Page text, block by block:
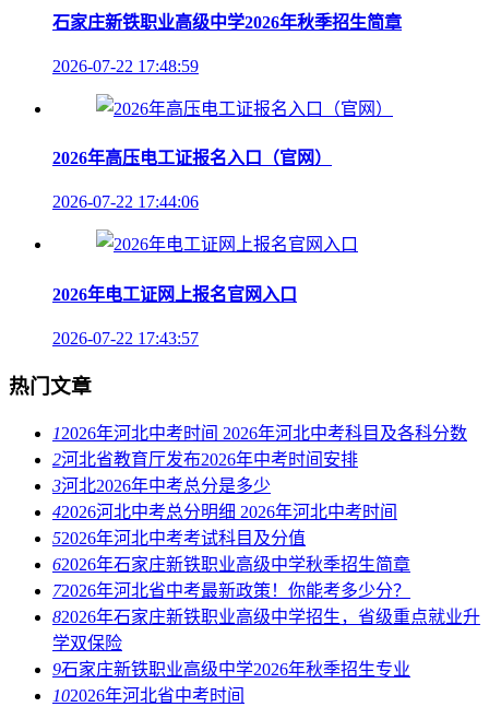
石家庄新铁职业高级中学2026年秋季招生简章
2026-07-22 17:48:59
2026年高压电工证报名入口（官网）
2026-07-22 17:44:06
2026年电工证网上报名官网入口
2026-07-22 17:43:57
热门文章
12026年河北中考时间 2026年河北中考科目及各科分数
2河北省教育厅发布2026年中考时间安排
3河北2026年中考总分是多少
42026河北中考总分明细 2026年河北中考时间
52026年河北中考考试科目及分值
62026年石家庄新铁职业高级中学秋季招生简章
72026年河北省中考最新政策！你能考多少分？
82026年石家庄新铁职业高级中学招生，省级重点就业升
学双保险
9石家庄新铁职业高级中学2026年秋季招生专业
102026年河北省中考时间